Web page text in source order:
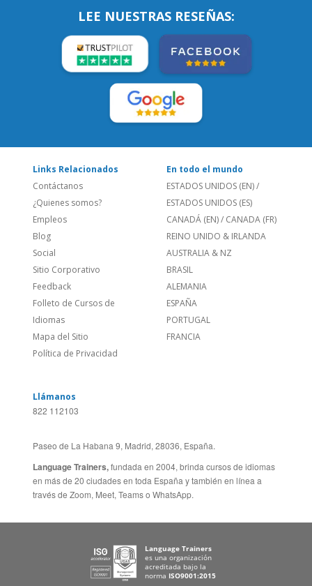
LEE NUESTRAS RESEÑAS:
Links Relacionados
Contáctanos
¿Quienes somos?
Empleos
Blog
Social
Sitio Corporativo
Feedback
Folleto de Cursos de
Idiomas
Mapa del Sitio
En todo el mundo
ESTADOS UNIDOS (EN)
ESTADOS UNIDOS (ES)
CANADÁ (EN)/CANADA (FR)
REINO UNIDO & IRLANDA
AUSTRALIA & NZ
BRASIL
ALEMANIA
ESPAÑA
PORTUGAL
Llámanos
Paseo de La Habana 9, Madrid, 28036, España.
Language Trainers,fundada en 2004, brinda cursos de idiomas
en más de 20 ciudades en toda España y también en línea a